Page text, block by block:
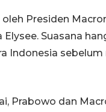
Presiden
Suasana
Indonesia
Prabowo dan